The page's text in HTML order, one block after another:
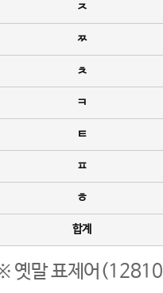
ㅈ
ㅉ
ㅊ
ㅋ
ㅌ
ㅍ
ㅎ
합계
옛말 표제어(12810